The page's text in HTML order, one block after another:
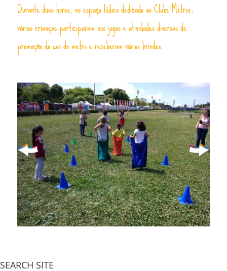
Durante duas horas, no espaço lúdico dedicado ao Clube Metrox,
várias crianças participaram nos jogos e atividades diversas de
promoção do uso do metro e receberam vários brindes.
SEARCH SITE